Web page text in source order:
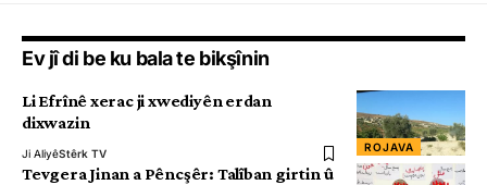
Ev jî di be ku bala te bikşînin
ROJAVA
Li Efrînê xerac ji xwediyên erdan
dixwazin
Ji AliyêStêrk TV
Tevgera Jinan a Pêncşêr: Talîban girtin û